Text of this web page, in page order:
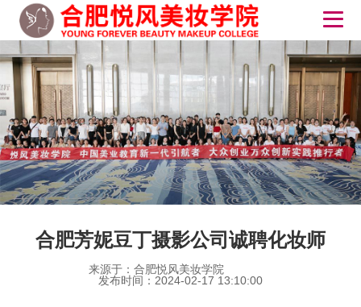
合肥芳妮豆丁摄影公司诚聘化妆师
来源于：合肥悦风美妆学院
发布时间：2024-02-17 13:10:00